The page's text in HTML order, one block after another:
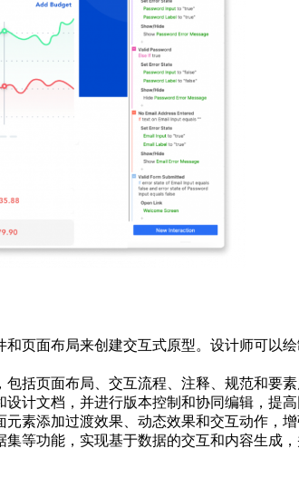
和页面布局来创建交互式原型。设计师可
括页面布局、交互流程、注释、规范和要
计文档，并进行版本控制和协同编辑，提
素添加过渡效果、动态效果和交互动作，增
等功能，实现基于数据的交互和内容生成